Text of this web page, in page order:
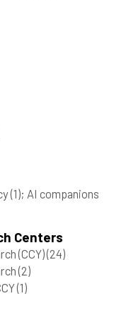
(1); AI companions
Centers
(CCY)(24)
(2)
(1)